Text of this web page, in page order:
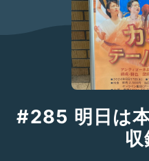
#285 明日は
収